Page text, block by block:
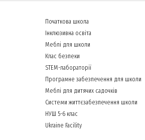
Початкова школа
Інклюзивна освіта
Меблі для школи
Клас безпеки
STEM-лабораторії
Програмне забезпечення для школи
Меблі для дитячих садочків
Системи життєзабезпечення школи
НУШ 5-6 клас
Ukraine Facility